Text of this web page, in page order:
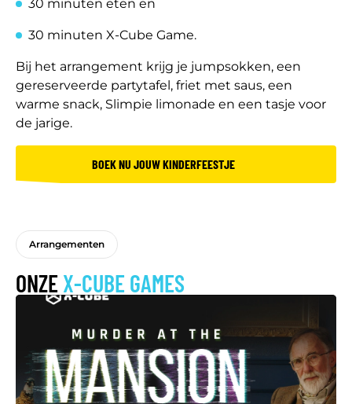
30 minuten eten en
30 minuten X-Cube Game.
Bij het arrangement krijg je jumpsokken, een
gereserveerde partytafel, friet met saus, een
warme snack, Slimpie limonade en een tasje voor
de jarige.
BOEK NU JOUW KINDERFEESTJE
Arrangementen
ONZEX-CUBE GAMES